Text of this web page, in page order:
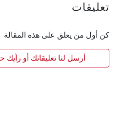
تعليقات
كن أول من يعلق على هذه المقالة
أرسل لنا تعليقاتك أو رأيك